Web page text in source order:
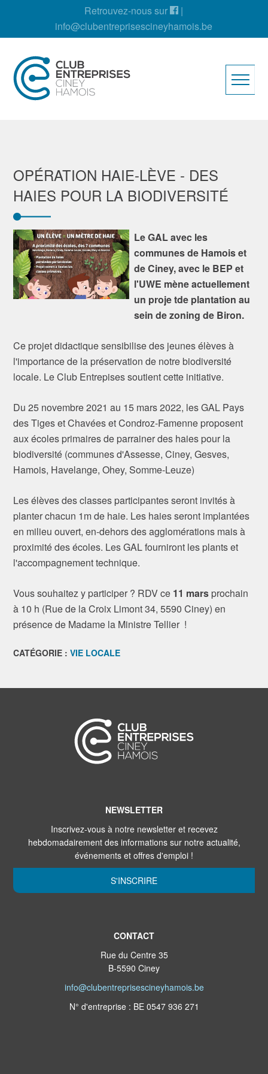
Retrouvez-nous sur
|
info@clubentreprisescineyhamois.be
OPÉRATION HAIE-LÈVE - DES
HAIES POUR LA BIODIVERSITÉ
Le GAL avec les
communes de Hamois et
de Ciney, avec le BEP et
l'UWE mène actuellement
un proje tde plantation au
sein de zoning de Biron.
Ce projet didactique sensibilise des jeunes élèves à
l'importance de la préservation de notre biodiversité
locale. Le Club Entrepises soutient cette initiative.
Du 25 novembre 2021 au 15 mars 2022, les GAL Pays
des Tiges et Chavées et Condroz-Famenne proposent
aux écoles primaires de parrainer des haies pour la
biodiversité (communes d'Assesse, Ciney, Gesves,
Hamois, Havelange, Ohey, Somme-Leuze)
Les élèves des classes participantes seront invités à
planter chacun 1m de haie. Les haies seront implantées
en milieu ouvert, en-dehors des agglomérations mais à
proximité des écoles. Les GAL fourniront les plants et
l'accompagnement technique.
Vous souhaitez y participer ? RDV ce 11 mars prochain
à 10 h (Rue de la Croix Limont 34, 5590 Ciney) en
présence de Madame la Ministre Tellier !
CATÉGORIE :VIE LOCALE
NEWSLETTER
Inscrivez-vous à notre newsletter et recevez
hebdomadairement des informations sur notre actualité,
événements et offres d'emploi !
S'INSCRIRE
CONTACT
Rue du Centre 35
B-5590 Ciney
info@clubentreprisescineyhamois.be
N° d'entreprise : BE 0547 936 271